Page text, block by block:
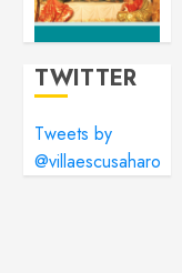
TWITTER
Tweets by
@villaescusaharo